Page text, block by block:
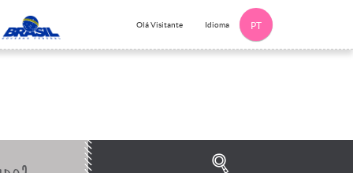
Olá Visitante Idioma PT